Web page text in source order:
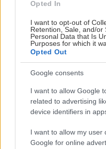
Opted In
I want to opt-out of
Retention, Sale, and/or
Personal Data that Is
Purposes for which it
Opted Out
Google consents
I want to allow Google
related to advertising
device identifiers in
I want to allow my user
Google for online